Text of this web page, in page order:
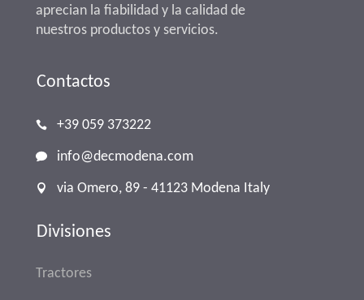
aprecian la fiabilidad y la calidad de
nuestros productos y servicios.
Contactos
+39 059 373222
info@decmodena.com
via Omero, 89 - 41123 Modena Italy
Divisiones
Tractores